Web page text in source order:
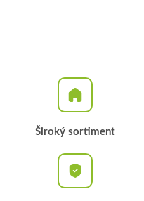
Široký sortiment